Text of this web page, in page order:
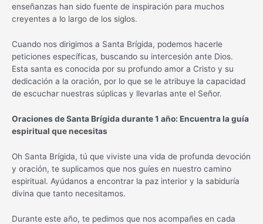
enseñanzas han sido fuente de inspiración para muchos
creyentes a lo largo de los siglos.
Cuando nos dirigimos a Santa Brígida, podemos hacerle
peticiones específicas, buscando su intercesión ante Dios.
Esta santa es conocida por su profundo amor a Cristo y su
dedicación a la oración, por lo que se le atribuye la capacidad
de escuchar nuestras súplicas y llevarlas ante el Señor.
Oraciones de Santa Brígida durante 1 año: Encuentra la guía
espiritual que necesitas
Oh Santa Brígida, tú que viviste una vida de profunda devoción
y oración, te suplicamos que nos guíes en nuestro camino
espiritual. Ayúdanos a encontrar la paz interior y la sabiduría
divina que tanto necesitamos.
Durante este año, te pedimos que nos acompañes en cada